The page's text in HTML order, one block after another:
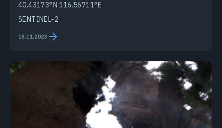
40.43173°N 116.56711°E
SENTINEL-2
18.11.2023